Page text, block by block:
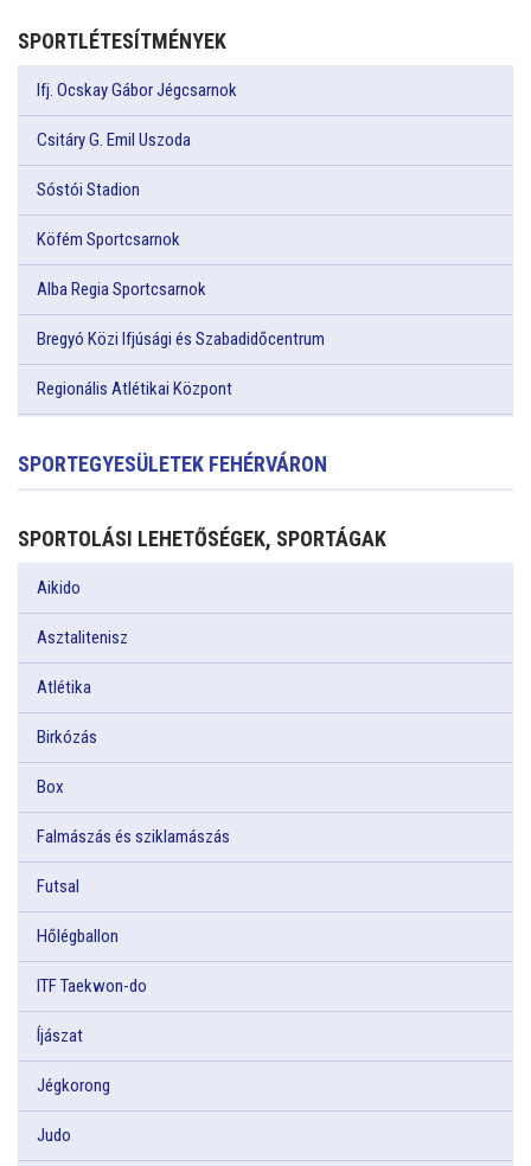
SPORTLÉTESÍTMÉNYEK
Ifj. Ocskay Gábor Jégcsarnok
Csitáry G. Emil Uszoda
Sóstói Stadion
Köfém Sportcsarnok
Alba Regia Sportcsarnok
Bregyó Közi Ifjúsági és Szabadidőcentrum
Regionális Atlétikai Központ
SPORTEGYESÜLETEK FEHÉRVÁRON
SPORTOLÁSI LEHETŐSÉGEK, SPORTÁGAK
Aikido
Asztalitenisz
Atlétika
Birkózás
Box
Falmászás és sziklamászás
Futsal
Hőlégballon
ITF Taekwon-do
Íjászat
Jégkorong
Judo